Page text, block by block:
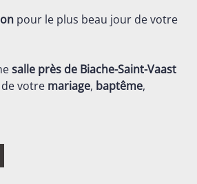
pour le plus beau jour de votre
salle près de Biache-Saint-Vaast
de votre mariage, baptême,